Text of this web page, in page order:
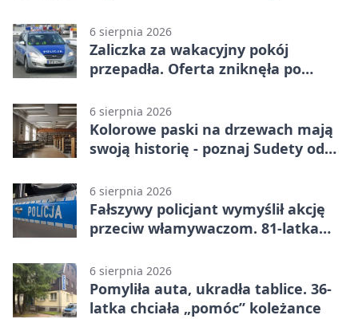
6 sierpnia 2026
Zaliczka za wakacyjny pokój
przepadła. Oferta zniknęła po
6 sierpnia 2026
Kolorowe paski na drzewach mają
swoją historię - poznaj Sudety od
6 sierpnia 2026
Fałszywy policjant wymyślił akcję
przeciw włamywaczom. 81-latka
6 sierpnia 2026
Pomyliła auta, ukradła tablice. 36-
latka chciała „pomóc” koleżance